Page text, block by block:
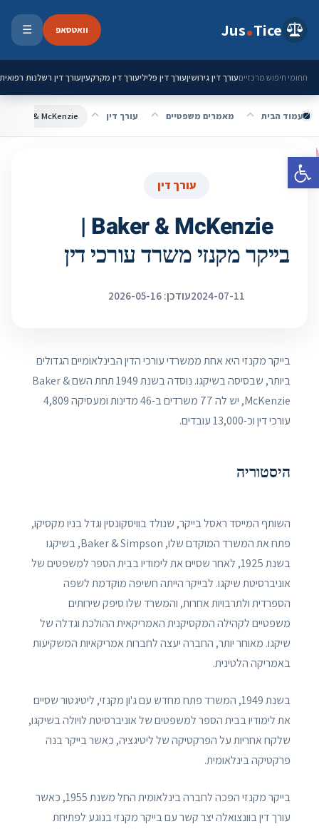
פתח סרגל נגישות
Jus Tice וואטסאפ ☰
תחומי חיפוש מרכזייםעורך דין גירושיןעורך דין פליליעורך דין מקרקעיןעורך דין רשלנות רפואית
עמוד הבית מאמרים משפטיים עורך דין Baker & McKenzie | בייקר מקנזי משרד עורכי דין
עורך דין
Baker & McKenzie |
בייקר מקנזי משרד עורכי דין
2024-07-11עודכן: 2026-05-16
בייקר מקנזי היא אחת ממשרדי עורכי הדין הבינלאומיים הגדולים
ביותר, שבסיסה בשיקגו. נוסדה בשנת 1949 תחת השם Baker &
McKenzie, יש לה 77 משרדים ב-46 מדינות ומעסיקה 4,809
עורכי דין וכ-13,000 עובדים.
היסטוריה
השותף המייסד ראסל בייקר, שנולד בוויסקונסין וגדל בניו מקסיקו,
פתח את המשרד המוקדם שלו, Baker & Simpson, בשיקגו
בשנת 1925, לאחר שסיים את לימודיו בבית הספר למשפטים של
אוניברסיטת שיקגו. לבייקר הייתה חשיפה מוקדמת לשפה
הספרדית ולתרבויות אחרות, והמשרד שלו סיפק שירותים
משפטיים לקהילה המקסיקנית האמריקאית ההולכת וגדלה של
שיקגו. מאוחר יותר, החברה יעצה לחברות אמריקאיות המשקיעות
באמריקה הלטינית.
בשנת 1949, המשרד פתח מחדש עם ג'ון מקנזי, ליטיגטור שסיים
את לימודיו בבית הספר למשפטים של אוניברסיטת לויולה בשיקגו,
שלקח אחריות על הפרקטיקה של ליטיגציה, כאשר בייקר בנה
פרקטיקה בינלאומית.
בייקר מקנזי הפכה לחברה בינלאומית החל משנת 1955, כאשר
עורך דין בוונצואלה יצר קשר עם בייקר מקנזי בנוגע לפתיחת